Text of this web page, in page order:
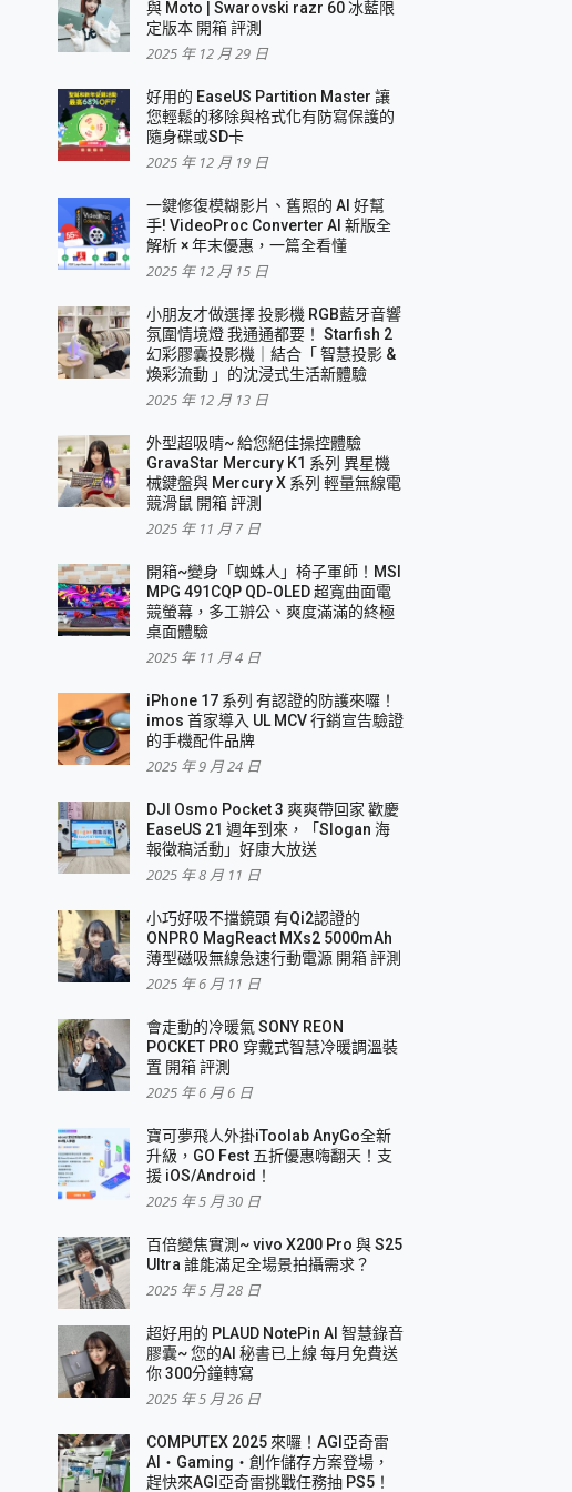
與 Moto | Swarovski razr 60 冰藍限
定版本 開箱 評測
2025 年 12 月 29 日
好用的 EaseUS Partition Master 讓
您輕鬆的移除與格式化有防寫保護的
隨身碟或SD卡
2025 年 12 月 19 日
一鍵修復模糊影片、舊照的 AI 好幫
手! VideoProc Converter AI 新版全
解析 × 年末優惠，一篇全看懂
2025 年 12 月 15 日
小朋友才做選擇 投影機 RGB藍牙音響
氛圍情境燈 我通通都要！ Starfish 2
幻彩膠囊投影機｜結合「 智慧投影 &
煥彩流動 」的沈浸式生活新體驗
2025 年 12 月 13 日
外型超吸晴~ 給您絕佳操控體驗
GravaStar Mercury K1 系列 異星機
械鍵盤與 Mercury X 系列 輕量無線電
競滑鼠 開箱 評測
2025 年 11 月 7 日
開箱~變身「蜘蛛人」椅子軍師！MSI
MPG 491CQP QD-OLED 超寬曲面電
競螢幕，多工辦公、爽度滿滿的終極
桌面體驗
2025 年 11 月 4 日
iPhone 17 系列 有認證的防護來囉！
imos 首家導入 UL MCV 行銷宣告驗證
的手機配件品牌
2025 年 9 月 24 日
DJI Osmo Pocket 3 爽爽帶回家 歡慶
EaseUS 21 週年到來，「Slogan 海
報徵稿活動」好康大放送
2025 年 8 月 11 日
小巧好吸不擋鏡頭 有Qi2認證的
ONPRO MagReact MXs2 5000mAh
薄型磁吸無線急速行動電源 開箱 評測
2025 年 6 月 11 日
會走動的冷暖氣 SONY REON
POCKET PRO 穿戴式智慧冷暖調溫裝
置 開箱 評測
2025 年 6 月 6 日
寶可夢飛人外掛iToolab AnyGo全新
升級，GO Fest 五折優惠嗨翻天！支
援 iOS/Android！
2025 年 5 月 30 日
百倍變焦實測~ vivo X200 Pro 與 S25
Ultra 誰能滿足全場景拍攝需求？
2025 年 5 月 28 日
超好用的 PLAUD NotePin AI 智慧錄音
膠囊~ 您的AI 秘書已上線 每月免費送
你 300分鐘轉寫
2025 年 5 月 26 日
COMPUTEX 2025 來囉！AGI亞奇雷
AI・Gaming・創作儲存方案登場，
趕快來AGI亞奇雷挑戰任務抽 PS5！